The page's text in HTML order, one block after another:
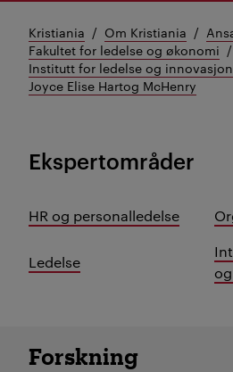
Kristiania Om Kristiania
Fakultet for ledelse og økonomi
Institutt for ledelse og innovasjon
Joyce Elise Hartog McHenry
Ekspertområder
HR og personalledelse
Ledelse
Ansatte detaljer
Forskning